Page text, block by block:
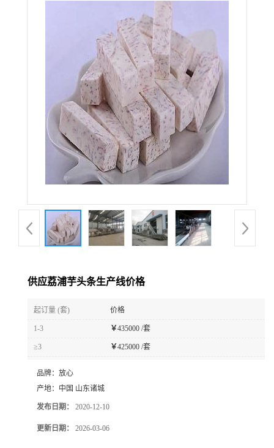
供应荔浦芋头条生产线价格
起订量 (套) 价格
1-3 ￥435000 /套
≥3 ￥425000 /套
品牌： 放心
产地： 中国 山东诸城
发布日期： 2020-12-10
更新日期： 2026-03-06